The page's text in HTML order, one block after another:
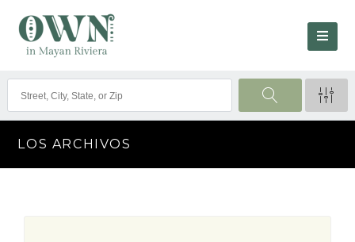
LOS ARCHIVOS